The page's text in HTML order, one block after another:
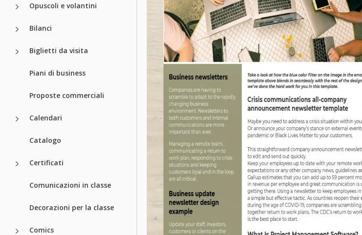
Opuscoli e volantini
Bilanci
Biglietti da visita
Piani di business
Proposte commerciali
Calendari
Catalogo
Certificati
Comunicazioni in classe
Decorazioni per la classe
Comics